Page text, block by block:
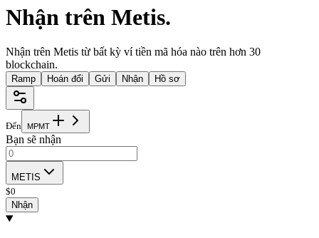
Nhận trên Metis.
Nhận trên Metis từ bất kỳ ví tiền mã hóa nào trên hơn 30
blockchain.
Ramp Hoán đổi Gửi Nhận Hồ sơ
Đến MPMT
Bạn sẽ nhận
METIS
$0
Nhận